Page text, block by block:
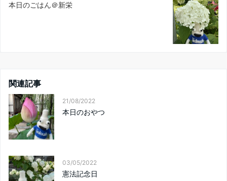
本日のごはん＠新栄
関連記事
21/08/2022
本日のおやつ
03/05/2022
憲法記念日